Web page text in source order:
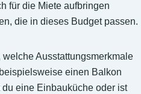
für die Miete aufbringen
die in dieses Budget passen.
welche Ausstattungsmerkmale
einen Balkon
eine Einbauküche oder ist